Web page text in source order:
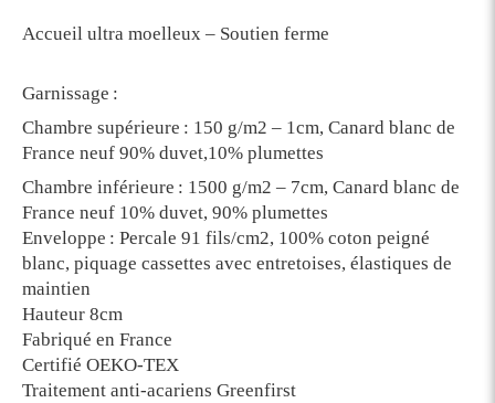
Accueil ultra moelleux – Soutien ferme
Garnissage :
Chambre supérieure : 150 g/m2 – 1cm, Canard blanc de
France neuf 90% duvet,10% plumettes
Chambre inférieure : 1500 g/m2 – 7cm, Canard blanc de
France neuf 10% duvet, 90% plumettes
Enveloppe : Percale 91 fils/cm2, 100% coton peigné
blanc, piquage cassettes avec entretoises, élastiques de
maintien
Hauteur 8cm
Fabriqué en France
Certifié OEKO-TEX
Traitement anti-acariens Greenfirst